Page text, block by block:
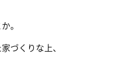
。
づくりな上、